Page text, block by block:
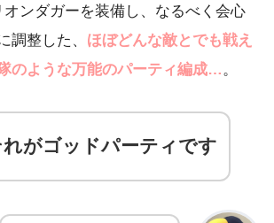
ンダガーを装備し、なるべく会心
調整した、 ほぼどんな敵とでも戦え
のような万能のパーティ編成…。
れがゴッドパーティです